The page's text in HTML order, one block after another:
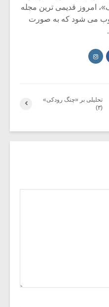
امروز قدیمی ترین مجله
می شود که به صورت
تحلیلی بر «چنگ رودکی»
(۳)